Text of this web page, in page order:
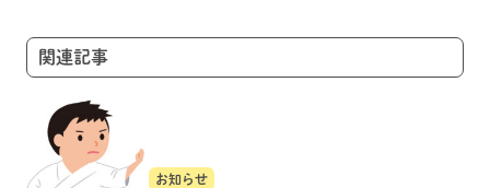
ョ
ン関連記事
お知らせ